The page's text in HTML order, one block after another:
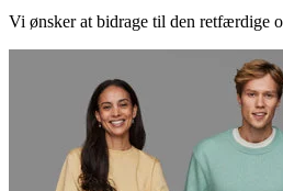
Vi ønsker at bidrage til den retfærdige